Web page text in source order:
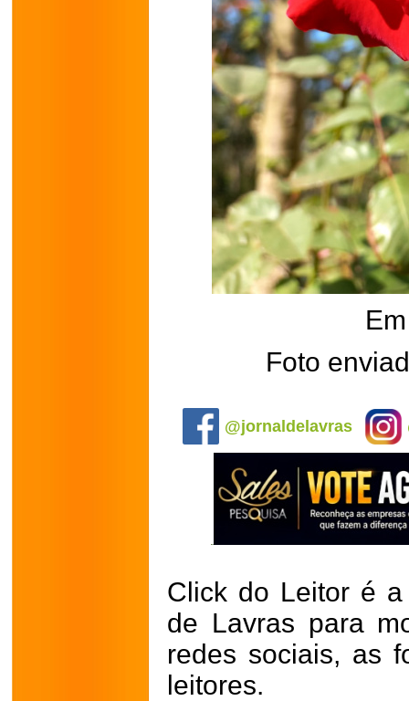
Foto
@jornaldelavras
Click do Leitor é
de Lavras para
redes sociais, as
leitores.